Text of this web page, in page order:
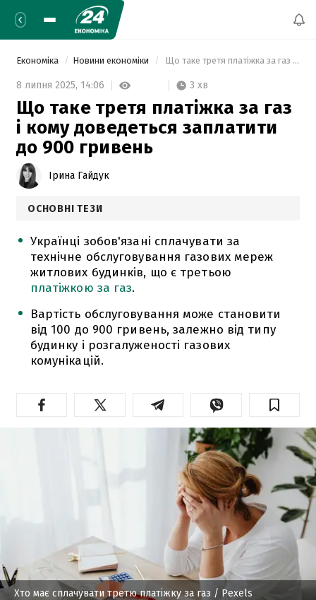
Економіка Новини економіки Що таке третя платіжка за газ і кому доведеться заплатити до 900 гривень
8 липня 2025, 14:06 3 хв
Що таке третя платіжка за газ
і кому доведеться заплатити
до 900 гривень
Ірина Гайдук
ОСНОВНІ ТЕЗИ
Українці зобов'язані сплачувати за
технічне обслуговування газових мереж
житлових будинків, що є третьою
платіжкою за газ.
Вартість обслуговування може становити
від 100 до 900 гривень, залежно від типу
будинку і розгалуженості газових
комунікацій.
Хто має сплачувати третю платіжку за газ / Рexels